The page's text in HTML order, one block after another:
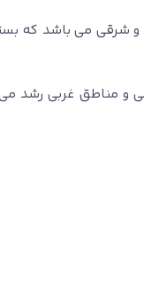
می باشد که بسته
و مناطق غربی رشد